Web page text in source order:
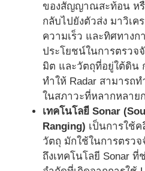
ของสัญญาณสะท้อน ห
กลับไปยังตัวส่ง มาวิเค
ความเร็ว และทิศทาง
ประโยชน์ในการตรวจ
มิต และวัตถุที่อยู่ใต้ดิน
ทำให้ Radar สามารถ
ในสภาวะที่หลากหลาย
เทคโนโลยี Sonar
Ranging) เป็นการใช้ค
วัตถุ มักใช้ในการตรว
ถึงเทคโนโลยี Sonar